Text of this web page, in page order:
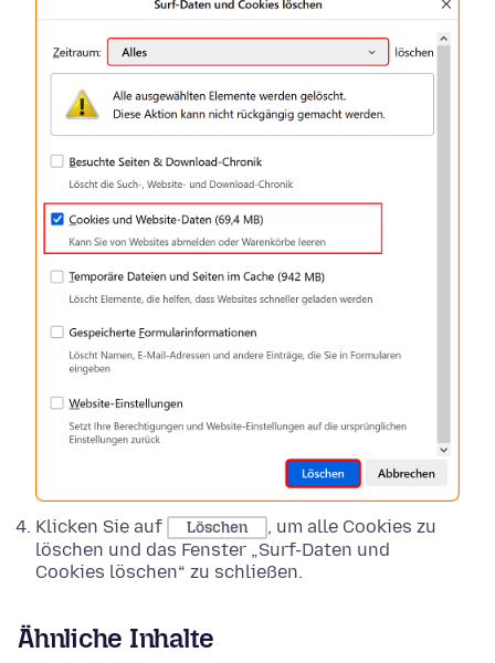
Klicken Sie auf Löschen
, um alle Cookies zu
löschen und das Fenster „Surf-Daten und
Cookies löschen“ zu schließen.
Ähnliche Inhalte